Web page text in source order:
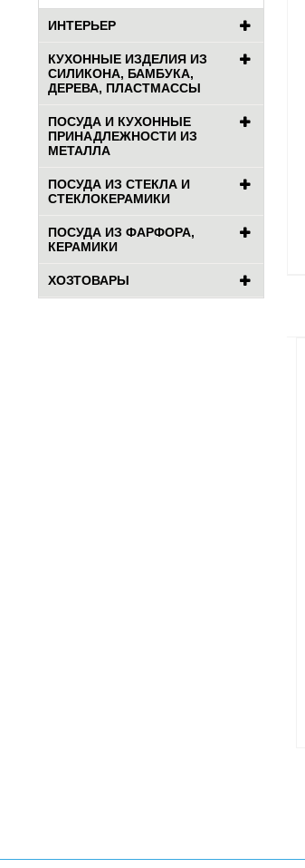
ИНТЕРЬЕР
КУХОННЫЕ ИЗДЕЛИЯ ИЗ
СИЛИКОНА, БАМБУКА,
ДЕРЕВА, ПЛАСТМАССЫ
ПОСУДА И КУХОННЫЕ
ПРИНАДЛЕЖНОСТИ ИЗ
МЕТАЛЛА
ПОСУДА ИЗ СТЕКЛА И
СТЕКЛОКЕРАМИКИ
ПОСУДА ИЗ ФАРФОРА,
КЕРАМИКИ
ХОЗТОВАРЫ